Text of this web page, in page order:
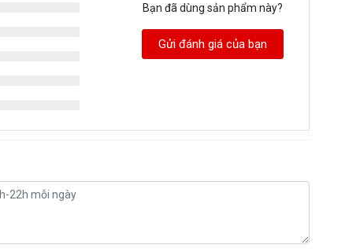
Bạn đã dùng sản phẩm này?
Gửi đánh giá của bạn